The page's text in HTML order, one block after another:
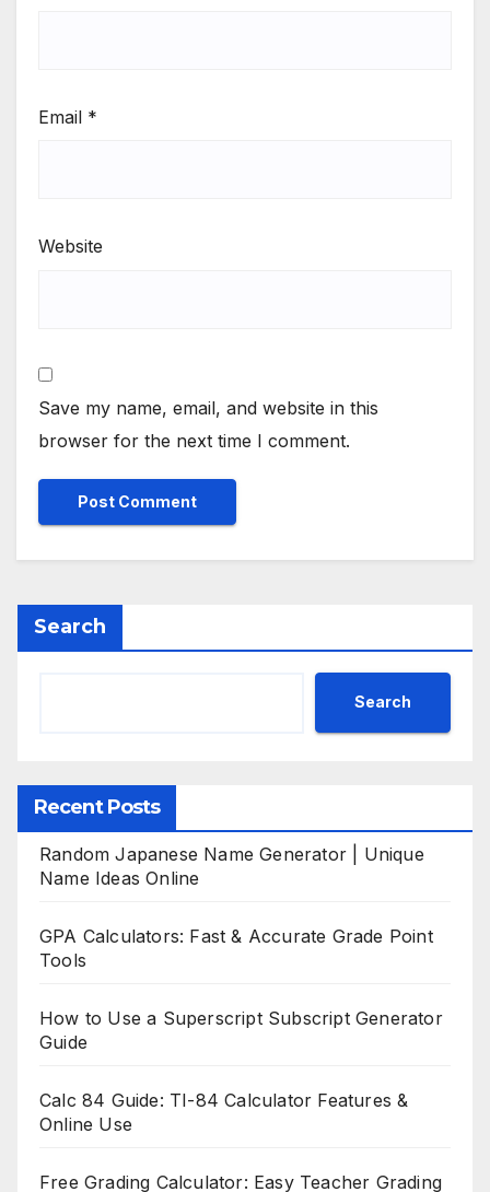
Email *
Website
Save my name, email, and website in this
browser for the next time I comment.
Search
Search
Recent Posts
Random Japanese Name Generator | Unique
Name Ideas Online
GPA Calculators: Fast & Accurate Grade Point
Tools
How to Use a Superscript Subscript Generator
Guide
Calc 84 Guide: TI-84 Calculator Features &
Online Use
Free Grading Calculator: Easy Teacher Grading